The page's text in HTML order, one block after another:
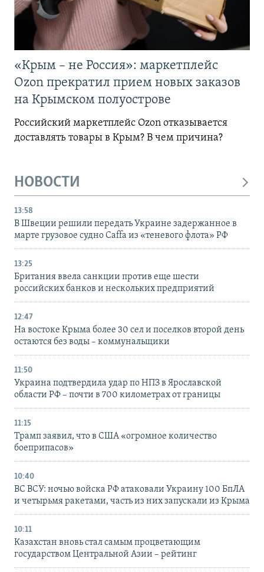
«Крым – не Россия»: маркетплейс
Ozon прекратил прием новых заказов
на Крымском полуострове
Российский маркетплейс Ozon отказывается
доставлять товары в Крым? В чем причина?
НОВОСТИ
13:58
В Швеции решили передать Украине задержанное в
марте грузовое судно Caffa из «теневого флота» РФ
13:25
Британия ввела санкции против еще шести
российских банков и нескольких предприятий
12:47
На востоке Крыма более 30 сел и поселков второй день
остаются без воды – коммунальщики
11:50
Украина подтвердила удар по НПЗ в Ярославской
области РФ – почти в 700 километрах от границы
11:15
Трамп заявил, что в США «огромное количество
боеприпасов»
10:40
ВС ВСУ: ночью войска РФ атаковали Украину 100 БпЛА
и четырьмя ракетами, часть из них запускали из Крыма
10:11
Казахстан вновь стал самым процветающим
государством Центральной Азии – рейтинг